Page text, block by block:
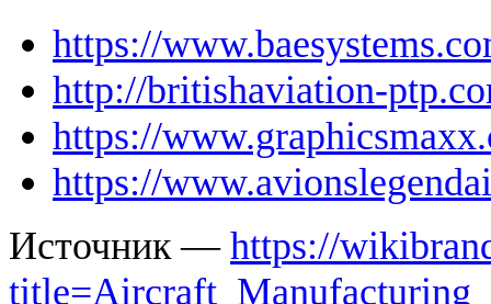
https://
http://britishaviation-
https://
https://
Источник — https://